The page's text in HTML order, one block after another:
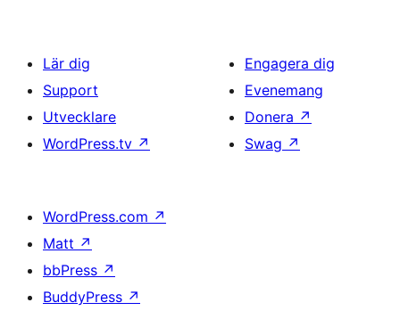
Lär dig
Support
Utvecklare
WordPress.tv ↗
Engagera dig
Evenemang
Donera ↗
Swag ↗
WordPress.com ↗
Matt ↗
bbPress ↗
BuddyPress ↗